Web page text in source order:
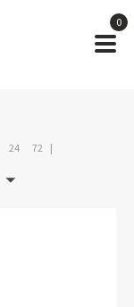
0
24 72